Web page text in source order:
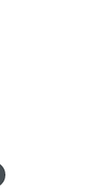
antraciet